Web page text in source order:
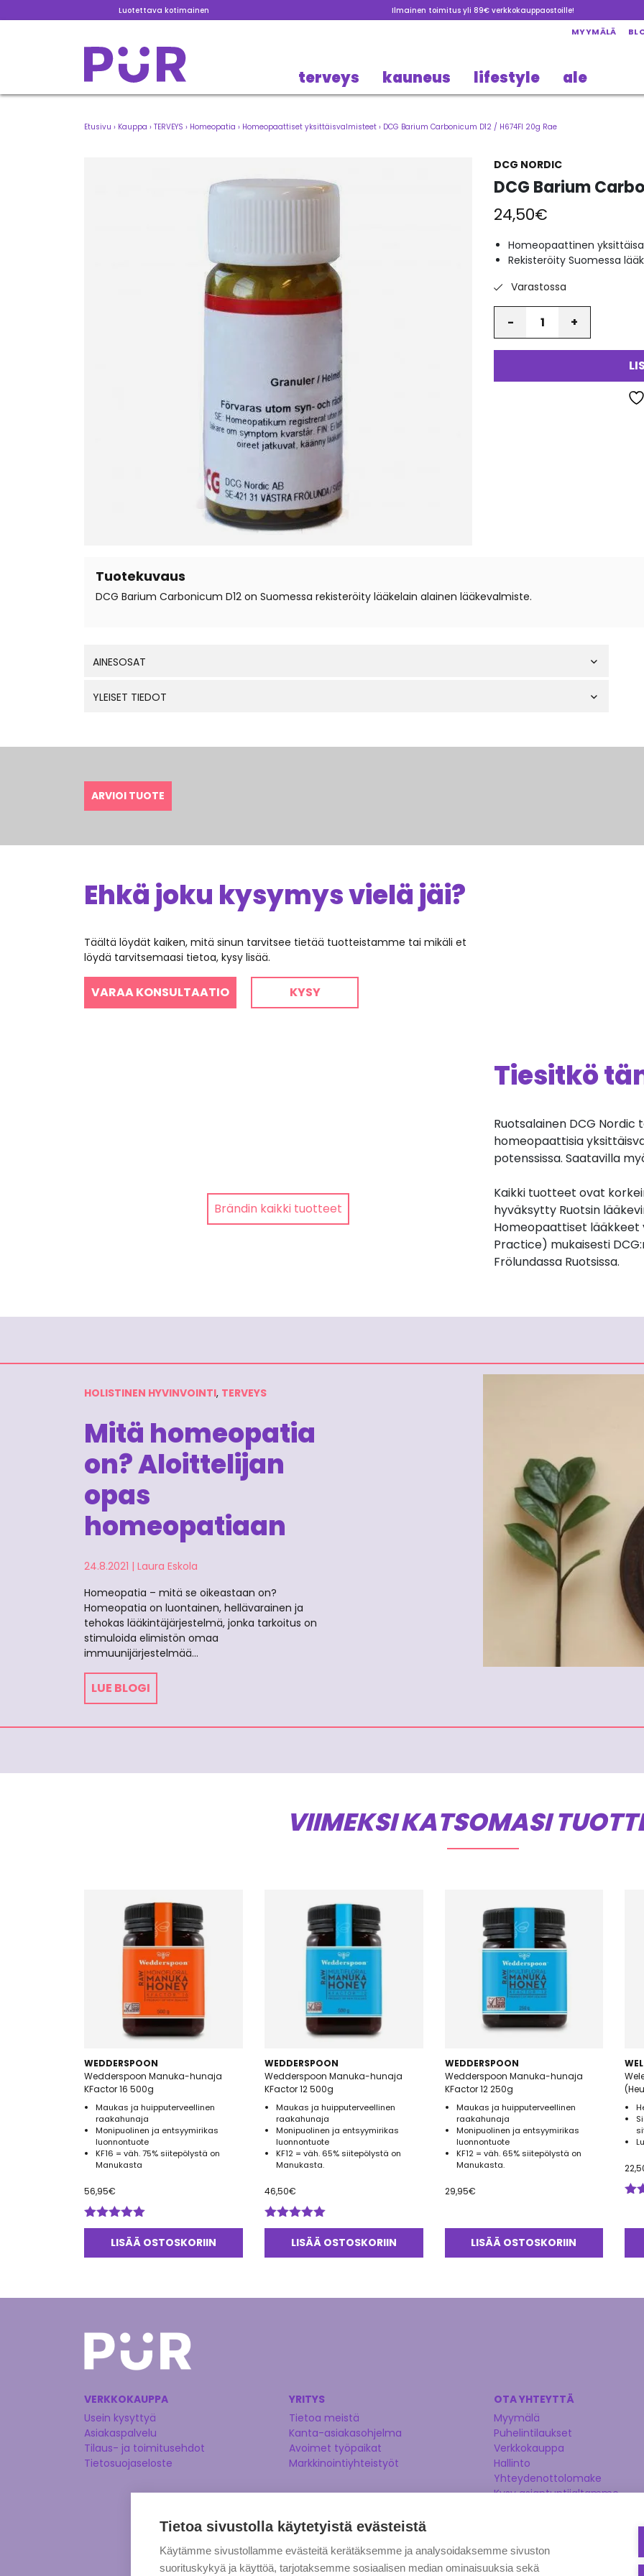
Luotettava kotimainen Ilmainen toimitus yli 89€ verkkokauppaostoille!
MYYMÄLÄ
terveys kauneus lifestyle ale
Etusivu › Kauppa › TERVEYS › Homeopatia › Homeopaattiset yksittäisvalmisteet › DCG Barium Carbonicum D12 / H674FI 20g Rae
DCG NORDIC
DCG Barium
24,50€
Homeopaattinen
Rekisteröity Suomessa
Varastossa
Tuotekuvaus
DCG Barium Carbonicum D12 on Suomessa rekisteröity lääkelain alainen lääkevalmiste.
AINESOSAT
YLEISET TIEDOT
ARVIOI TUOTE
Ehkä joku kysymys vielä jäi?
Täältä löydät kaiken, mitä sinun tarvitsee tietää tuotteistamme tai mikäli et
löydä tarvitsemaasi tietoa, kysy lisää.
VARAA KONSULTAATIO KYSY
Brändin kaikki tuotteet
Tiesitkö
Ruotsalainen DCG
homeopaattisia
potenssissa. Saatavilla
Kaikki tuotteet ovat
hyväksytty Ruotsin
Homeopaattiset lääkkeet
Practice) mukaisesti
Frölundassa Ruotsissa.
HOLISTINEN HYVINVOINTI, TERVEYS
Mitä homeopatia
on? Aloittelijan
opas
homeopatiaan
24.8.2021 | Laura Eskola
Homeopatia – mitä se oikeastaan on?
Homeopatia on luontainen, hellävarainen ja
tehokas lääkintäjärjestelmä, jonka tarkoitus on
stimuloida elimistön omaa
immuunijärjestelmää…
LUE BLOGI
VIIMEKSI KATSOMASI
WEDDERSPOON
Wedderspoon Manuka-hunaja
KFactor 16 500g
Maukas ja huipputerveellinen
raakahunaja
Monipuolinen ja entsyymirikas
luonnontuote
KF16 = väh. 75% siitepölystä on
Manukasta
56,95€
Arvostelu
tuotteesta:
LISÄÄ OSTOSKORIIN
WEDDERSPOON
Wedderspoon Manuka-hunaja
KFactor 12 500g
Maukas ja huipputerveellinen
raakahunaja
Monipuolinen ja entsyymirikas
luonnontuote
KF12 = väh. 65% siitepölystä on
Manukasta.
46,50€
Arvostelu
tuotteesta:
LISÄÄ OSTOSKORIIN
WEDDERSPOON
Wedderspoon Manuka-hunaja
KFactor 12 250g
Maukas ja huipputerveellinen
raakahunaja
Monipuolinen ja entsyymirikas
luonnontuote
KF12 = väh. 65% siitepölystä on
Manukasta.
29,95€
LISÄÄ OSTOSKORIIN
VERKKOKAUPPA
Usein kysyttyä
Asiakaspalvelu
Tilaus- ja toimitusehdot
Tietosuojaseloste
YRITYS
Tietoa meistä
Kanta-asiakasohjelma
Avoimet työpaikat
Markkinointiyhteistyöt
OTA YHTEYTTÄ
Myymälä
Puhelintilaukset
Verkkokauppa
Hallinto
Yhteydenottolomake
Kysy asiantuntijaltamme
Tietoa sivustolla käytetyistä evästeistä
Käytämme sivustollamme evästeitä kerätäksemme ja analysoidaksemme sivuston
suorituskykyä ja käyttöä, tarjotaksemme sosiaalisen median ominaisuuksia sekä